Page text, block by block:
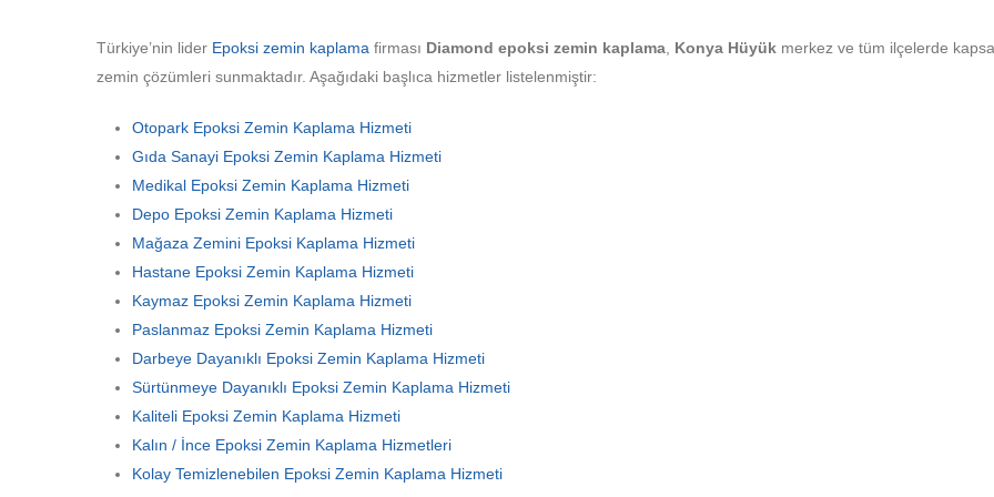
Türkiye’nin lider Epoksi zemin kaplama firması Diamond epoksi zemin kaplama Konya Hüyük merkez ve tüm ilçelerde
zemin çözümleri sunmaktadır. Aşağıdaki başlıca hizmetler listelenmiştir:
Otopark Epoksi Zemin Kaplama Hizmeti
Gıda Sanayi Epoksi Zemin Kaplama Hizmeti
Medikal Epoksi Zemin Kaplama Hizmeti
Depo Epoksi Zemin Kaplama Hizmeti
Mağaza Zemini Epoksi Kaplama Hizmeti
Hastane Epoksi Zemin Kaplama Hizmeti
Kaymaz Epoksi Zemin Kaplama Hizmeti
Paslanmaz Epoksi Zemin Kaplama Hizmeti
Darbeye Dayanıklı Epoksi Zemin Kaplama Hizmeti
Sürtünmeye Dayanıklı Epoksi Zemin Kaplama Hizmeti
Kaliteli Epoksi Zemin Kaplama Hizmeti
Kalın / İnce Epoksi Zemin Kaplama Hizmetleri
Kolay Temizlenebilen Epoksi Zemin Kaplama Hizmeti